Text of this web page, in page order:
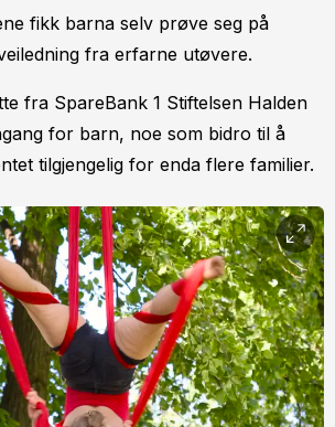
fikk barna selv prøve seg på
fra erfarne utøvere.
fra SpareBank 1 Stiftelsen Halden
for barn, noe som bidro til å
tilgjengelig for enda flere familier.